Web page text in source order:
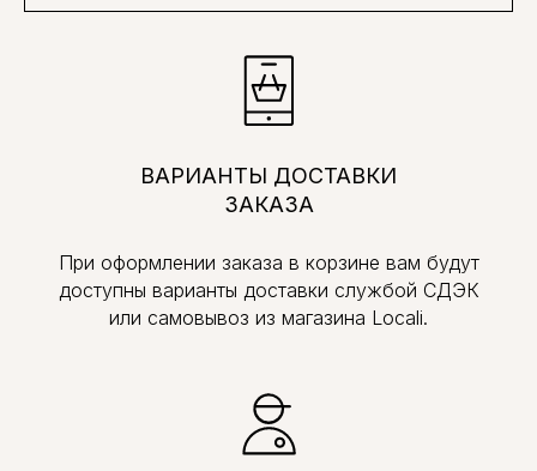
ВАРИАНТЫ ДОСТАВКИ
ЗАКАЗА
При оформлении заказа в корзине вам будут
доступны варианты доставки службой СДЭК
или самовывоз из магазина Locali.